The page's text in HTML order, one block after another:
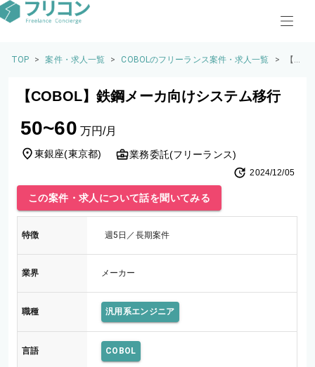
TOP > 案件・求人一覧 > COBOLのフリーランス案件・求人一覧 >
【C
向
【COBOL】鉄鋼メーカ向けシステム移行
50~60 万円/月
東銀座(東京都) 業務委託(フリーランス)
2024/12/05
この案件・求人について話を聞いてみる
特徴 週5日／長期案件
業界 メーカー
職種 汎用系エンジニア
言語 COBOL